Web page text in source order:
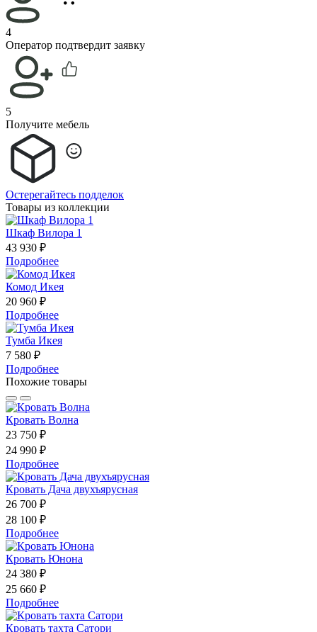
4
Оператор подтвердит заявку
5
Получите мебель
Остерегайтесь подделок
Товары из коллекции
Шкаф Вилора 1
43 930 ₽
Подробнее
Комод Икея
20 960 ₽
Подробнее
Тумба Икея
7 580 ₽
Подробнее
Похожие товары
Кровать Волна
23 750 ₽
24 990 ₽
Подробнее
Кровать Дача двухъярусная
26 700 ₽
28 100 ₽
Подробнее
Кровать Юнона
24 380 ₽
25 660 ₽
Подробнее
Кровать тахта Сатори